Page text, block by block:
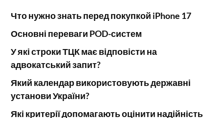
Что нужно знать перед покупкой iPhone 17
Основні переваги POD-систем
У які строки ТЦК має відповісти на
адвокатський запит?
Який календар використовують державні
установи України?
Які критерії допомагають оцінити надійність